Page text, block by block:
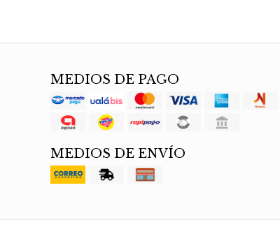
MEDIOS DE PAGO
MEDIOS DE ENVÍO